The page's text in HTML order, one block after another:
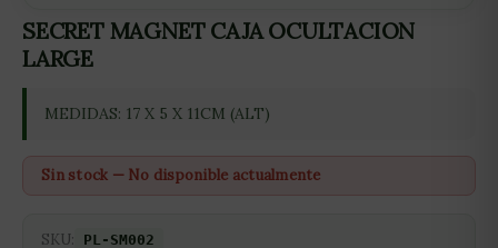
SECRET MAGNET CAJA OCULTACION
LARGE
MEDIDAS: 17 X 5 X 11CM (ALT)
Sin stock — No disponible actualmente
SKU: PL-SM002